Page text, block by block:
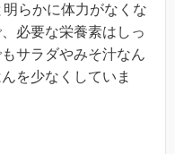
らかに体力がなくな
必要な栄養素はしっ
サラダやみそ汁なん
を少なくしていま